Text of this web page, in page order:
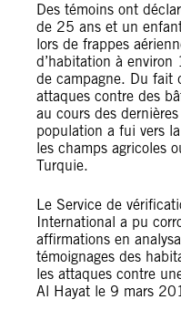
Des témoins ont
de 25 ans et un
lors de frappes
d’habitation à
de campagne. Du fait
attaques contre des
au cours des
population a fui vers
les champs agricoles
Turquie.
Le Service de
International a pu
affirmations en
témoignages des
les attaques contre
Al Hayat le 9 mars